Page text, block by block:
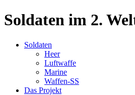
Soldaten im 2.
Soldaten
Heer
Luftwaffe
Marine
Waffen-SS
Das Projekt